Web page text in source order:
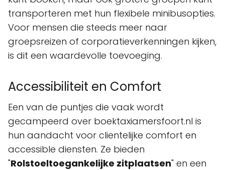
transporteren met hun flexibele minibusopties.
Voor mensen die steeds meer naar
groepsreizen of corporatieverkenningen kijken,
is dit een waardevolle toevoeging.
Accessibiliteit en Comfort
Een van de puntjes die vaak wordt
gecampeerd over boektaxiamersfoort.nl is
hun aandacht voor clientelijke comfort en
accessible diensten. Ze bieden
"Rolstoeltoegankelijke zitplaatsen" en een